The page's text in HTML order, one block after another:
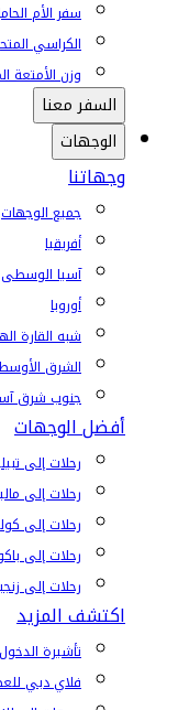
سفر الأم
الكراسي
وزن الأمتعة
السفر معنا
الوجهات
وجهاتنا
جميع الوجهات
أفريقيا
آسيا الوسطى
أوروبا
شبه القارة
الشرق
جنوب شرق
أفضل الوجهات
رحلات إلى
رحلات إلى
رحلات إلى
رحلات إلى
رحلات إلى
اكتشف المزيد
تأشيرة
فلاي دبي